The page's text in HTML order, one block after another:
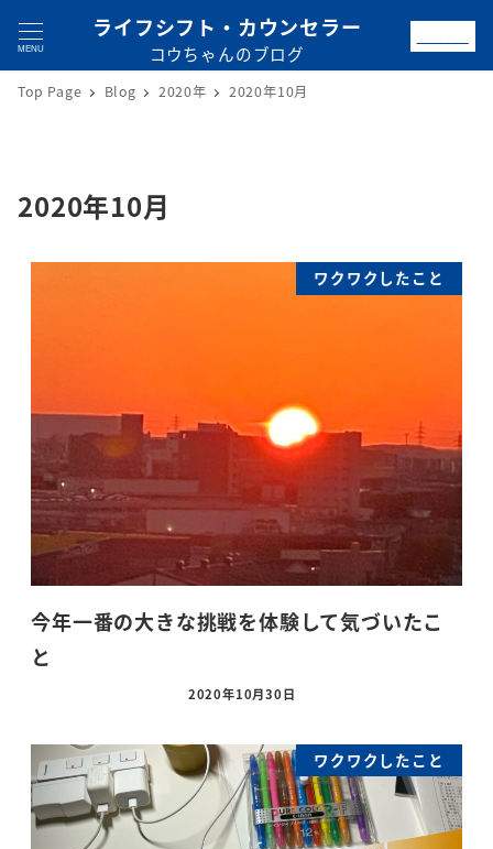
MENU
ライフシフト・カウンセラー
コウちゃんのブログ
Top Page Blog 2020年 2020年10月
2020年10月
ワクワクしたこと
今年一番の大きな挑戦を体験して気づいたこ
と
2020年10月30日
ワクワクしたこと